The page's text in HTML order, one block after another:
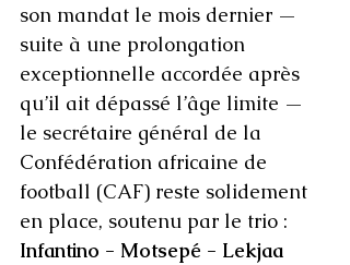
son mandat le mois dernier —
suite à une prolongation
exceptionnelle accordée après
qu’il ait dépassé l’âge limite —
le secrétaire général de la
Confédération africaine de
football (CAF) reste solidement
en place, soutenu par le trio :
Infantino - Motsepé - Lekjaa